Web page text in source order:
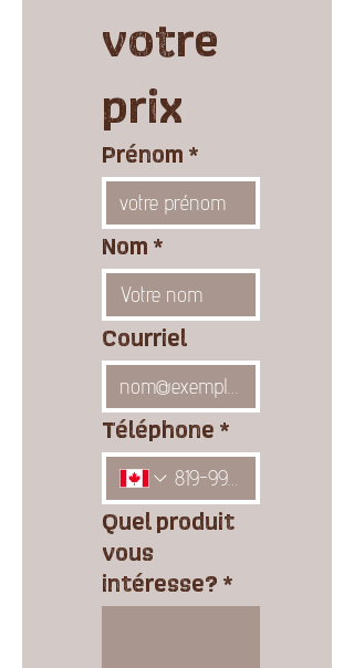
votre
prix
Prénom *
Nom *
Courriel
Téléphone *
Quel produit
vous
intéresse? *